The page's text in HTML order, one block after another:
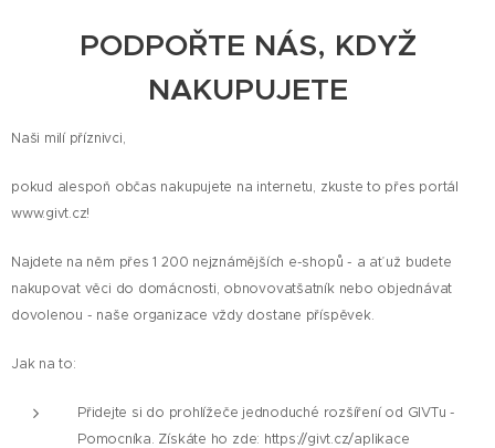
PODPOŘTE NÁS, KDYŽ
NAKUPUJETE
Naši milí příznivci,
pokud alespoň občas nakupujete na internetu, zkuste to přes portál
www.givt.cz!
Najdete na něm přes 1 200 nejznámějších e-shopů - a ať už budete
nakupovat věci do domácnosti, obnovovatšatník nebo objednávat
dovolenou - naše organizace vždy dostane příspěvek.
Jak na to:
Přidejte si do prohlížeče jednoduché rozšíření od GIVTu -
Pomocníka. Získáte ho zde: https://givt.cz/aplikace